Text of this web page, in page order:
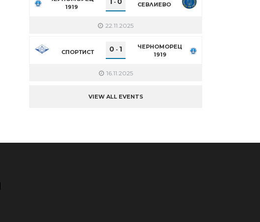
1919
- СЕВЛИЕВО
22.11.2025
СПОРТИСТ 0 - 1
ЧЕРНОМОРЕЦ
1919
16.11.2025
VIEW ALL EVENTS